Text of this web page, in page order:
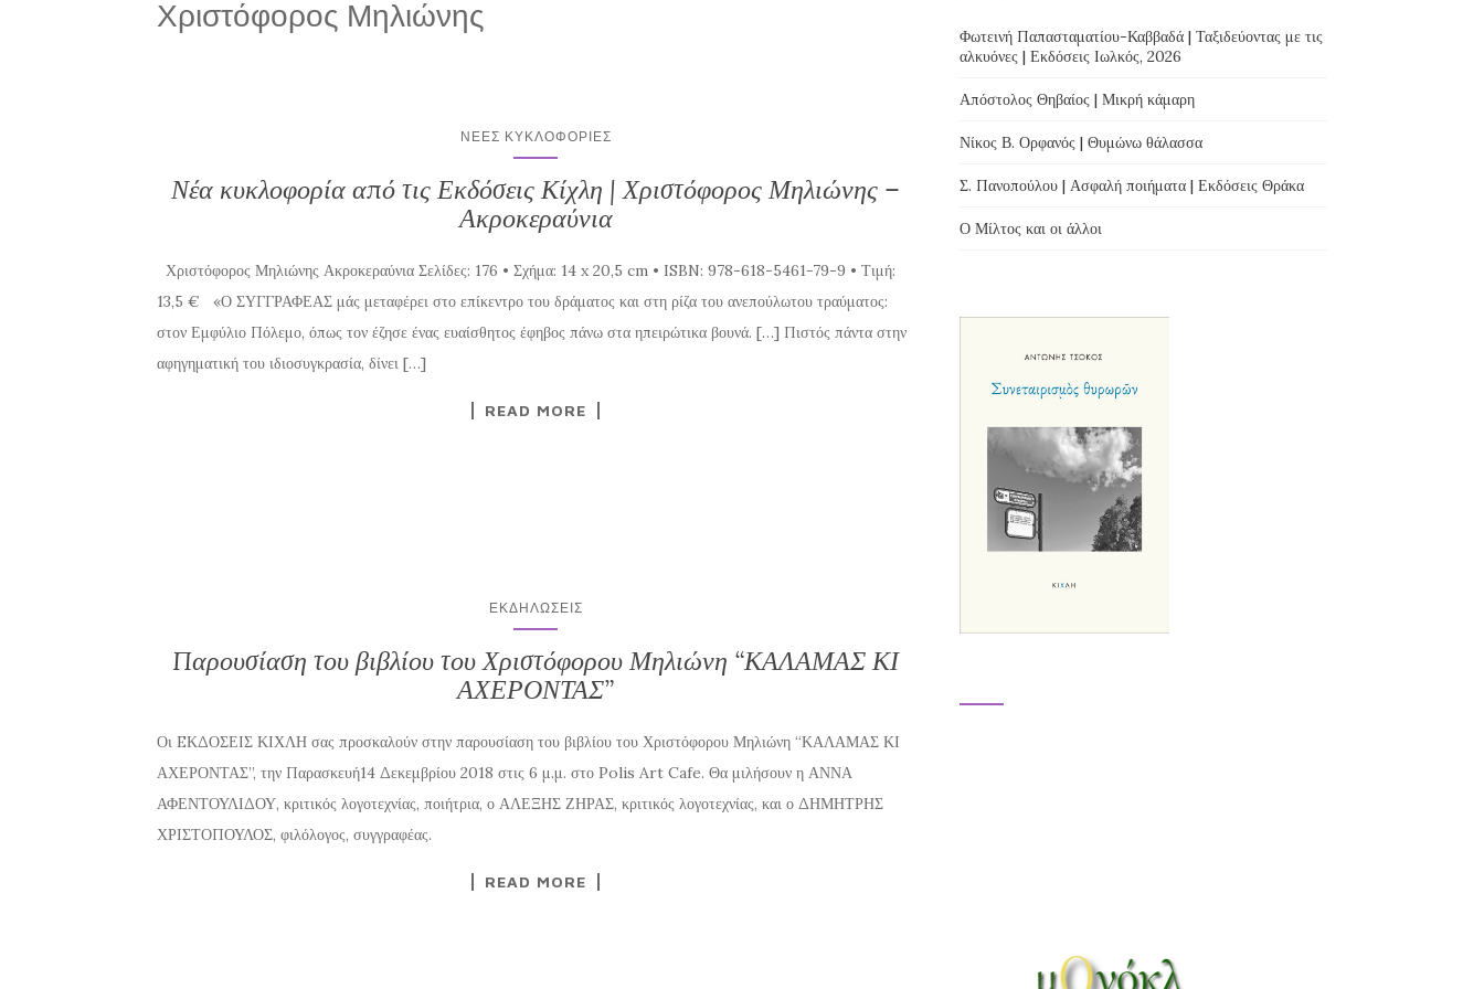
Χριστόφορος Μηλιώνης
ΝΈΕΣ ΚΥΚΛΟΦΟΡΊΕΣ
Νέα κυκλοφορία από τις Εκδόσεις Κίχλη | Χριστόφορος Μηλιώνης –
Ακροκεραύνια
Χριστόφορος Μηλιώνης Ακροκεραύνια Σελίδες: 176 • Σχήμα: 14 x 20,5 cm • ISBN: 978-618-5461-79-9 • Τιμή:
13,5 € «Ο ΣΥΓΓΡΑΦΕΑΣ μάς μεταφέρει στο επίκεντρο του δράματος και στη ρίζα του ανεπούλωτου τραύματος:
στον Εμφύλιο Πόλεμο, όπως τον έζησε ένας ευαίσθητος έφηβος πάνω στα ηπειρώτικα βουνά. […] Πιστός πάντα στην
αφηγηματική του ιδιοσυγκρασία, δίνει […]
READ MORE
ΕΚΔΗΛΏΣΕΙΣ
Παρουσίαση του βιβλίου του Χριστόφορου Μηλιώνη “ΚΑΛΑΜΑΣ ΚΙ
ΑΧΕΡΟΝΤΑΣ”
Οι EΚΔΟΣΕΙΣ ΚΙΧΛΗ σας προσκαλούν στην παρουσίαση του βιβλίου του Χριστόφορου Μηλιώνη “ΚΑΛΑΜΑΣ ΚΙ
ΑΧΕΡΟΝΤΑΣ”, την Παρασκευή14 Δεκεμβρίου 2018 στις 6 μ.μ. στο Polis Art Cafe. Θα μιλήσουν η ΑΝΝΑ
ΑΦΕΝΤΟΥΛΙΔΟΥ, κριτικός λογοτεχνίας, ποιήτρια, ο ΑΛΕΞΗΣ ΖΗΡΑΣ, κριτικός λογοτεχνίας, και ο ΔΗΜΗΤΡΗΣ
ΧΡΙΣΤΟΠΟΥΛΟΣ, φιλόλογος, συγγραφέας.
READ MORE
Φωτεινή Παπασταματίου-Καββαδά | Ταξιδεύοντας με τις
αλκυόνες | Εκδόσεις Ιωλκός, 2026
Απόστολος Θηβαίος | Μικρή κάμαρη
Νίκος Β. Ορφανός | Θυμώνω θάλασσα
Σ. Πανοπούλου | Ασφαλή ποιήματα | Εκδόσεις Θράκα
Ο Μίλτος και οι άλλοι